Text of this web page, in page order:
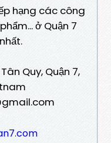
hạng các công
ở Quận 7
Quy, Quận 7,